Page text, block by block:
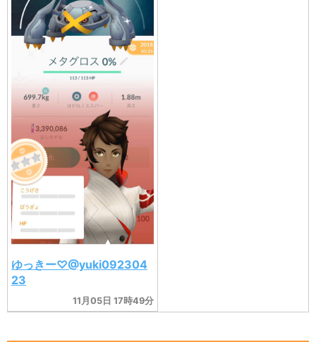
ゆっきー♡@yuki092304
23
11月05日 17時49分